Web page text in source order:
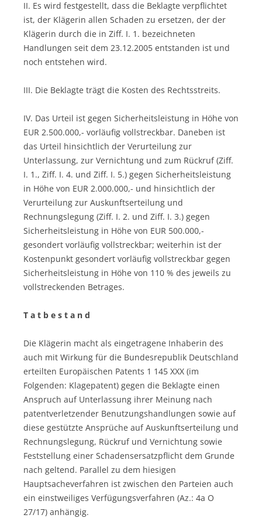
II. Es wird festgestellt, dass die Beklagte verpflichtet
ist, der Klägerin allen Schaden zu ersetzen, der der
Klägerin durch die in Ziff. I. 1. bezeichneten
Handlungen seit dem 23.12.2005 entstanden ist und
noch entstehen wird.
III. Die Beklagte trägt die Kosten des Rechtsstreits.
IV. Das Urteil ist gegen Sicherheitsleistung in Höhe von
EUR 2.500.000,- vorläufig vollstreckbar. Daneben ist
das Urteil hinsichtlich der Verurteilung zur
Unterlassung, zur Vernichtung und zum Rückruf (Ziff.
I. 1., Ziff. I. 4. und Ziff. I. 5.) gegen Sicherheitsleistung
in Höhe von EUR 2.000.000,- und hinsichtlich der
Verurteilung zur Auskunftserteilung und
Rechnungslegung (Ziff. I. 2. und Ziff. I. 3.) gegen
Sicherheitsleistung in Höhe von EUR 500.000,-
gesondert vorläufig vollstreckbar; weiterhin ist der
Kostenpunkt gesondert vorläufig vollstreckbar gegen
Sicherheitsleistung in Höhe von 110 % des jeweils zu
vollstreckenden Betrages.
T a t b e s t a n d
Die Klägerin macht als eingetragene Inhaberin des
auch mit Wirkung für die Bundesrepublik Deutschland
erteilten Europäischen Patents 1 145 XXX (im
Folgenden: Klagepatent) gegen die Beklagte einen
Anspruch auf Unterlassung ihrer Meinung nach
patentverletzender Benutzungshandlungen sowie auf
diese gestützte Ansprüche auf Auskunftserteilung und
Rechnungslegung, Rückruf und Vernichtung sowie
Feststellung einer Schadensersatzpflicht dem Grunde
nach geltend. Parallel zu dem hiesigen
Hauptsacheverfahren ist zwischen den Parteien auch
ein einstweiliges Verfügungsverfahren (Az.: 4a O
27/17) anhängig.